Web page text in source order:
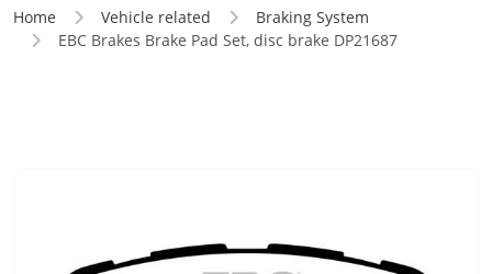
Home Vehicle related
Braking System
EBC Brakes Brake Pad Set, disc brake DP21687